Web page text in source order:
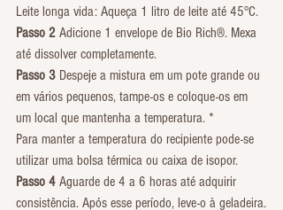
Leite longa vida: Aqueça 1 litro de leite até 45°C.
Passo 2 Adicione 1 envelope de Bio Rich®. Mexa
até dissolver completamente.
Passo 3 Despeje a mistura em um pote grande ou
em vários pequenos, tampe-os e coloque-os em
um local que mantenha a temperatura. *
Para manter a temperatura do recipiente pode-se
utilizar uma bolsa térmica ou caixa de isopor.
Passo 4 Aguarde de 4 a 6 horas até adquirir
consistência. Após esse período, leve-o à geladeira.